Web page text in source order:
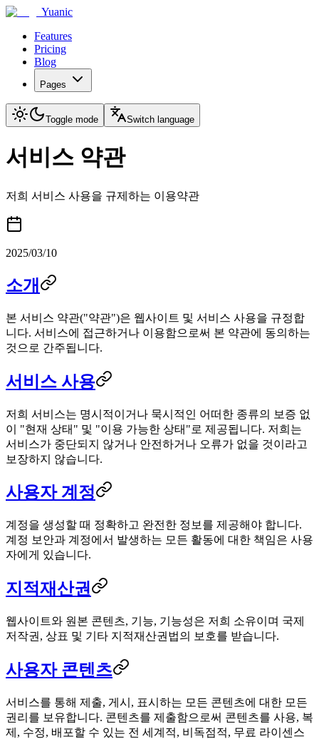
Yuanic
Features
Pricing
Blog
Pages
Toggle mode Switch language
서비스 약관
저희 서비스 사용을 규제하는 이용약관
2025/03/10
소개
본 서비스 약관("약관")은 웹사이트 및 서비스 사용을 규정합
니다. 서비스에 접근하거나 이용함으로써 본 약관에 동의하는
것으로 간주됩니다.
서비스 사용
저희 서비스는 명시적이거나 묵시적인 어떠한 종류의 보증 없
이 "현재 상태" 및 "이용 가능한 상태"로 제공됩니다. 저희는
서비스가 중단되지 않거나 안전하거나 오류가 없을 것이라고
보장하지 않습니다.
사용자 계정
계정을 생성할 때 정확하고 완전한 정보를 제공해야 합니다.
계정 보안과 계정에서 발생하는 모든 활동에 대한 책임은 사용
자에게 있습니다.
지적재산권
웹사이트와 원본 콘텐츠, 기능, 기능성은 저희 소유이며 국제
저작권, 상표 및 기타 지적재산권법의 보호를 받습니다.
사용자 콘텐츠
서비스를 통해 제출, 게시, 표시하는 모든 콘텐츠에 대한 모든
권리를 보유합니다. 콘텐츠를 제출함으로써 콘텐츠를 사용, 복
제, 수정, 배포할 수 있는 전 세계적, 비독점적, 무료 라이센스